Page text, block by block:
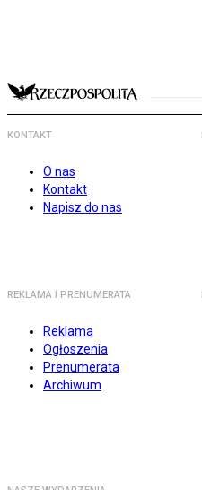
KONTAKT
O nas
Kontakt
Napisz do nas
REKLAMA I PRENUMERATA
Reklama
Ogłoszenia
Prenumerata
Archiwum